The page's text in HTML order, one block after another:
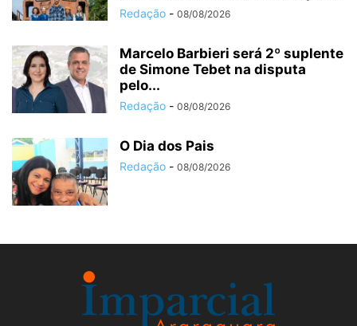
Redação - 08/08/2026
Marcelo Barbieri será 2º suplente
de Simone Tebet na disputa
pelo...
Redação - 08/08/2026
O Dia dos Pais
Redação - 08/08/2026